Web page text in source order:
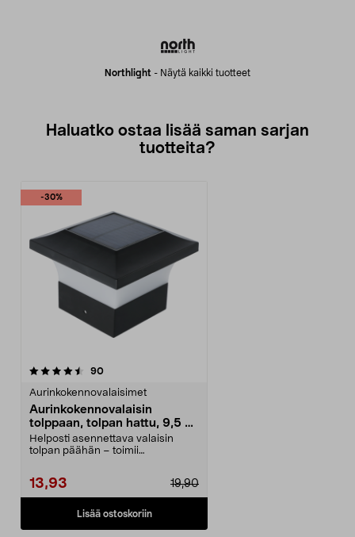
Northlight - Näytä kaikki tuotteet
Haluatko ostaa lisää saman sarjan
tuotteita?
-30%
90arvostelut
Aurinkokennovalaisimet
Aurinkokennovalaisin
tolppaan, tolpan hattu, 9,5 x
9,5 cm
Helposti asennettava valaisin
tolpan päähän – toimii
19,90
13,93
Lisää ostoskoriin